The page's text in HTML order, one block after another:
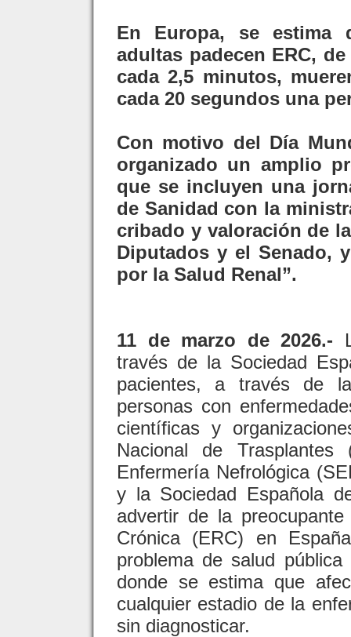
En Europa, se estima
adultas padecen ERC,
cada 2,5 minutos,
cada 20 segundos una
Con motivo del Día
organizado un amplio
que se incluyen una
de Sanidad con la
cribado y valoración de
Diputados y el Senado,
por la Salud Renal”.
11 de marzo de 2026.-
través de la Sociedad
pacientes, a través de
personas con
científicas y
Nacional de
Enfermería Nefrológica
y la Sociedad Española
advertir de la
Crónica (ERC) en
problema de salud
donde se estima que
cualquier estadio de la
sin diagnosticar.